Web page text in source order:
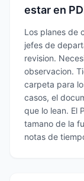
estar en
Los planes de
jefes de
revision.
observacion.
carpeta para
casos, el
que lo lean. El
tamano de la
notas de